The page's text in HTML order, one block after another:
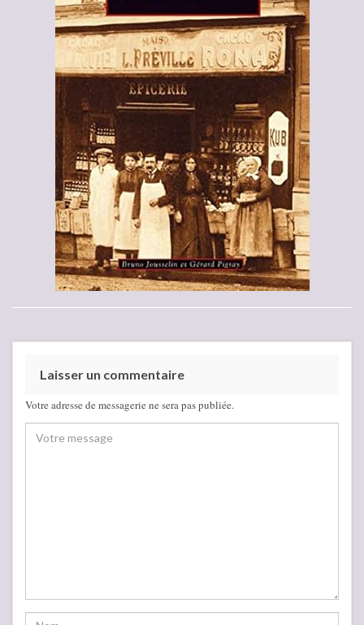
Laisser un commentaire
Votre adresse de messagerie ne sera pas publiée.